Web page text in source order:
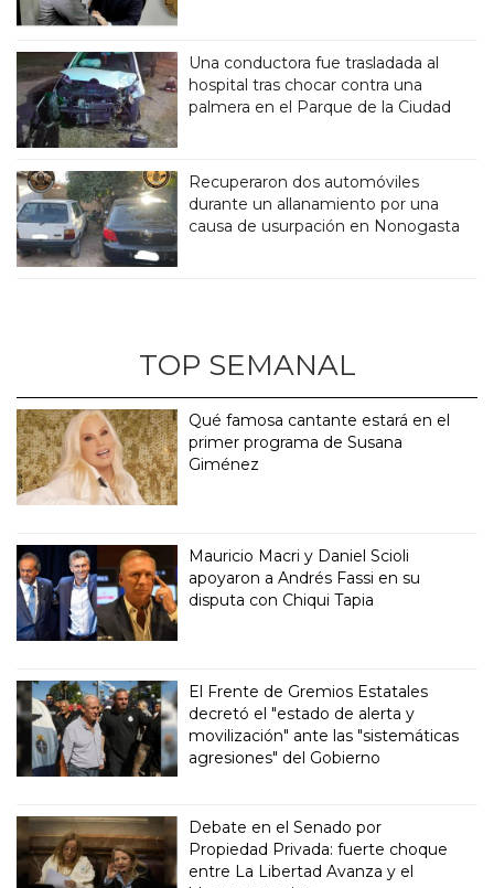
Una conductora fue trasladada al
hospital tras chocar contra una
palmera en el Parque de la Ciudad
Recuperaron dos automóviles
durante un allanamiento por una
causa de usurpación en Nonogasta
TOP SEMANAL
Qué famosa cantante estará en el
primer programa de Susana
Giménez
Mauricio Macri y Daniel Scioli
apoyaron a Andrés Fassi en su
disputa con Chiqui Tapia
El Frente de Gremios Estatales
decretó el "estado de alerta y
movilización" ante las "sistemáticas
agresiones" del Gobierno
Debate en el Senado por
Propiedad Privada: fuerte choque
entre La Libertad Avanza y el